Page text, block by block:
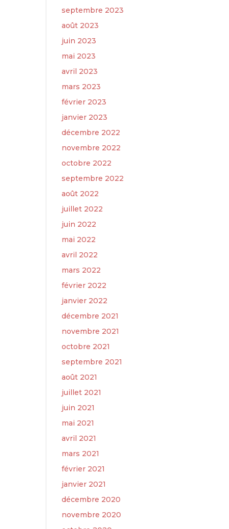
septembre 2023
août 2023
juin 2023
mai 2023
avril 2023
mars 2023
février 2023
janvier 2023
décembre 2022
novembre 2022
octobre 2022
septembre 2022
août 2022
juillet 2022
juin 2022
mai 2022
avril 2022
mars 2022
février 2022
janvier 2022
décembre 2021
novembre 2021
octobre 2021
septembre 2021
août 2021
juillet 2021
juin 2021
mai 2021
avril 2021
mars 2021
février 2021
janvier 2021
décembre 2020
novembre 2020